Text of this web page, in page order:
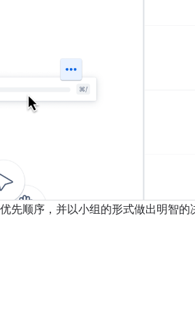
顺序，并以小组的形式做出明智的